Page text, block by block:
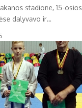
stadione, 15-
dalyvavo ir…